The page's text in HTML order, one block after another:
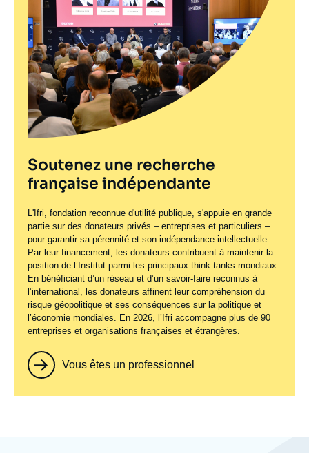
Soutenez une recherche
française indépendante
L'Ifri, fondation reconnue d'utilité publique, s'appuie en grande
partie sur des donateurs privés – entreprises et particuliers –
pour garantir sa pérennité et son indépendance intellectuelle.
Par leur financement, les donateurs contribuent à maintenir la
position de l’Institut parmi les principaux think tanks mondiaux.
En bénéficiant d’un réseau et d’un savoir-faire reconnus à
l’international, les donateurs affinent leur compréhension du
risque géopolitique et ses conséquences sur la politique et
l’économie mondiales. En 2026, l’Ifri accompagne plus de 90
entreprises et organisations françaises et étrangères.
Vous êtes un professionnel